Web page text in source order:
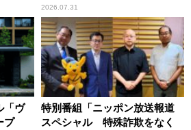
恵
2026.07.31
「ヴ
プ
特別番組「ニッポン放送報道
スペシャル 特殊詐欺をなく